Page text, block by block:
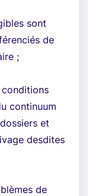
sont
de
;
continuum
et
desdites
de